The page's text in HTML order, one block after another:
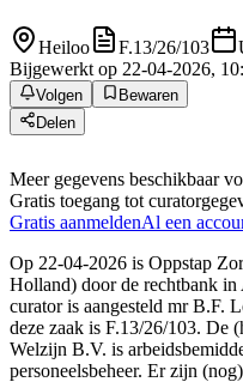
Heiloo F.13/26/103
Bijgewerkt op 22-04-2026,
Volgen
Bewaren
Delen
Meer gegevens beschikbaar
Gratis toegang tot
Gratis aanmeldenAl een
Op 22-04-2026 is Oppstap
Holland) door de rechtbank
curator is aangesteld mr B.F.
deze zaak is F.13/26/103. De
Welzijn B.V. is
personeelsbeheer. Er zijn